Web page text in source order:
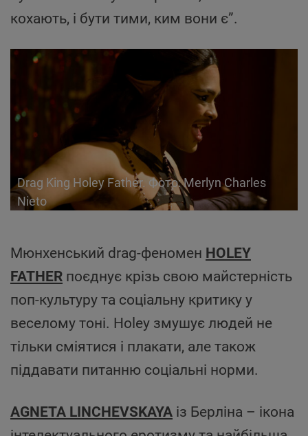
кохають, і бути тими, ким вони є”.
Drag King Holey Father. Фото: Merlyn Charles
Nieto
Мюнхенський drag-феномен HOLEY
FATHERпоєднує крізь свою майстерність
поп-культуру та соціальну критику у
веселому тоні. Holey змушує людей не
тільки сміятися і плакати, але також
піддавати питанню соціальні норми.
AGNETA LINCHEVSKAYAіз Берліна – ікона